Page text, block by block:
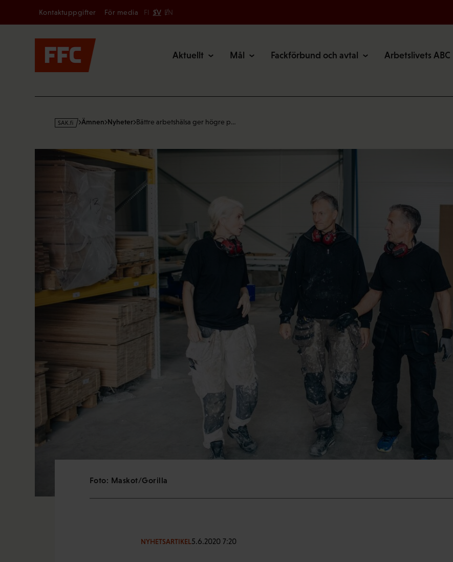
Secondary
Kontaktuppgifter För media FI SV EN
Aktuellt Mål Fackförbund och avtal Arbetslivets ABC
s
Ämnen Nyheter Bättre arbetshälsa ger högre p…
Foto: Maskot/Gorilla
NYHETSARTIKEL5.6.2020 7:20